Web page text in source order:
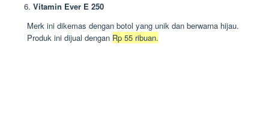
Vitamin Ever E 250
Merk ini dikemas dengan botol yang unik dan berwarna hijau.
Produk ini dijual dengan Rp 55 ribuan.